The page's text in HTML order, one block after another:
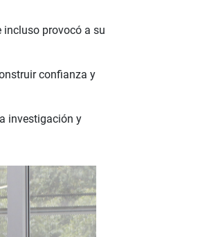
incluso provocó a su
confianza y
investigación y